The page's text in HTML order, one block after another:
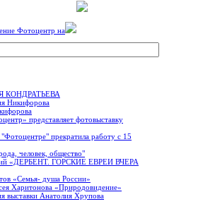
Фотоцентр на
КОНДРАТЬЕВА
Никифорова
представляет фотовыставку
прекратила работу с 15
человек, общество"
«ДЕРБЕНТ. ГОРСКИЕ ЕВРЕИ ВЧЕРА
«Семья- душа России»
Харитонова «Природовидение»
выставки Анатолия Хрупова